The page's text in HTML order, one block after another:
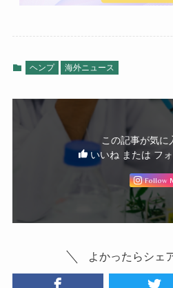
ヘンプ 海外ニュース
この記事が気に
いいね または フ
Follow
よかったらシェ